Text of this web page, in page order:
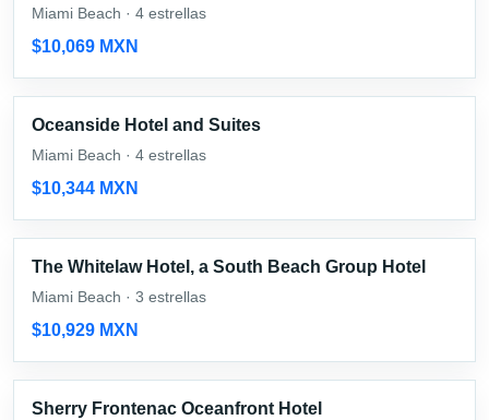
Miami Beach · 4 estrellas
$10,069 MXN
Oceanside Hotel and Suites
Miami Beach · 4 estrellas
$10,344 MXN
The Whitelaw Hotel, a South Beach Group Hotel
Miami Beach · 3 estrellas
$10,929 MXN
Sherry Frontenac Oceanfront Hotel